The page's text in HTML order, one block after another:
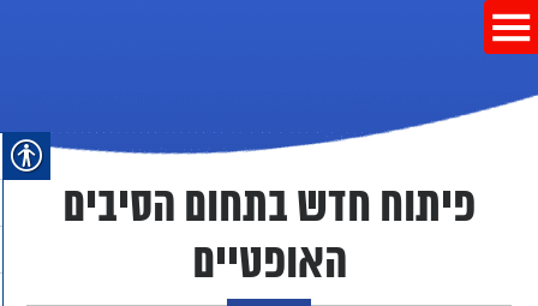
פיתוח חדש בתחום הסיבים
האופטיים